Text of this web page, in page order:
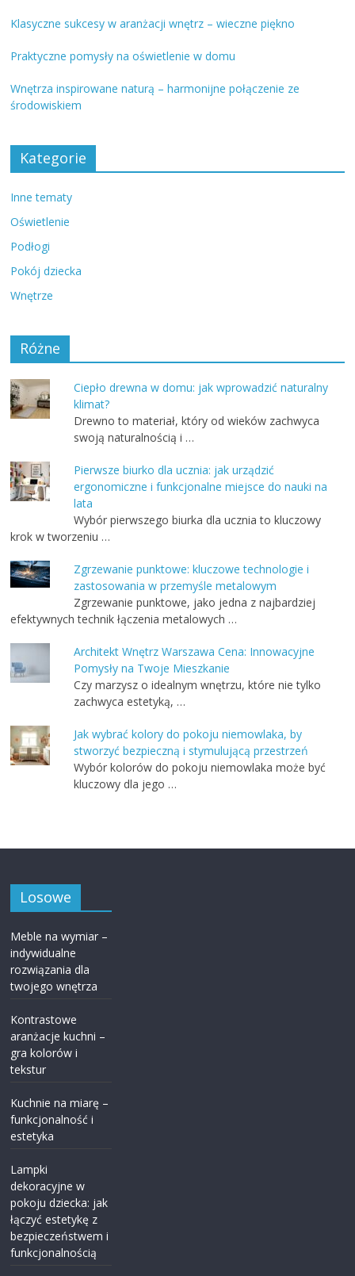
Klasyczne sukcesy w aranżacji wnętrz – wieczne piękno
Praktyczne pomysły na oświetlenie w domu
Wnętrza inspirowane naturą – harmonijne połączenie ze
środowiskiem
Kategorie
Inne tematy
Oświetlenie
Podłogi
Pokój dziecka
Wnętrze
Różne
Ciepło drewna w domu: jak wprowadzić naturalny
klimat?
Drewno to materiał, który od wieków zachwyca
swoją naturalnością i …
Pierwsze biurko dla ucznia: jak urządzić
ergonomiczne i funkcjonalne miejsce do nauki na
lata
Wybór pierwszego biurka dla ucznia to kluczowy
krok w tworzeniu …
Zgrzewanie punktowe: kluczowe technologie i
zastosowania w przemyśle metalowym
Zgrzewanie punktowe, jako jedna z najbardziej
efektywnych technik łączenia metalowych …
Architekt Wnętrz Warszawa Cena: Innowacyjne
Pomysły na Twoje Mieszkanie
Czy marzysz o idealnym wnętrzu, które nie tylko
zachwyca estetyką, …
Jak wybrać kolory do pokoju niemowlaka, by
stworzyć bezpieczną i stymulującą przestrzeń
Wybór kolorów do pokoju niemowlaka może być
kluczowy dla jego …
Losowe
Meble na wymiar –
indywidualne
rozwiązania dla
twojego wnętrza
Kontrastowe
aranżacje kuchni –
gra kolorów i
tekstur
Kuchnie na miarę –
funkcjonalność i
estetyka
Lampki
dekoracyjne w
pokoju dziecka: jak
łączyć estetykę z
bezpieczeństwem i
funkcjonalnością